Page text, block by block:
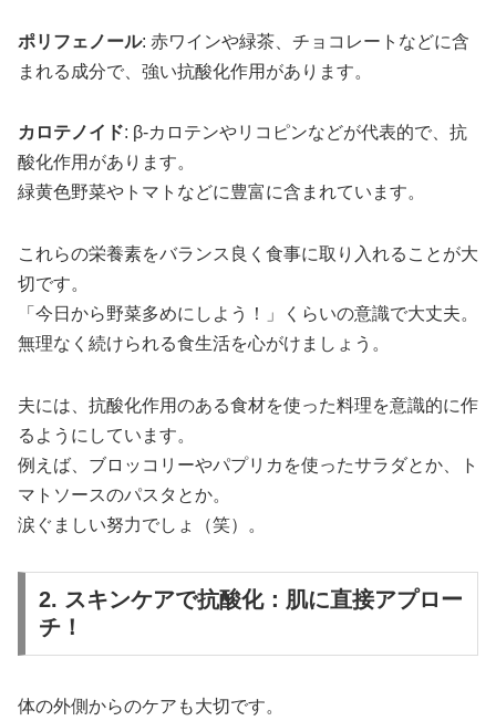
ポリフェノール: 赤ワインや緑茶、チョコレートなどに含
まれる成分で、強い抗酸化作用があります。
カロテノイド: β-カロテンやリコピンなどが代表的で、抗
酸化作用があります。
緑黄色野菜やトマトなどに豊富に含まれています。
これらの栄養素をバランス良く食事に取り入れることが大
切です。
「今日から野菜多めにしよう！」くらいの意識で大丈夫。
無理なく続けられる食生活を心がけましょう。
夫には、抗酸化作用のある食材を使った料理を意識的に作
るようにしています。
例えば、ブロッコリーやパプリカを使ったサラダとか、ト
マトソースのパスタとか。
涙ぐましい努力でしょ（笑）。
2. スキンケアで抗酸化：肌に直接アプロー
チ！
体の外側からのケアも大切です。